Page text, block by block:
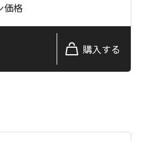
価格
購入する